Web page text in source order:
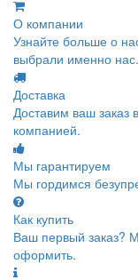
О компании
Узнайте больше о
выбрали именно
Доставка
Доставим ваш заказ
компанией.
Мы гарантируем
Мы гордимся
Как купить
Ваш первый заказ?
оформить.